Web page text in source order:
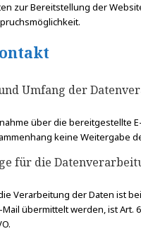
zur Bereitstellung der
Umfang der
über die bereitgestellte
keine Weitergabe
für die
Verarbeitung der Daten ist
übermittelt werden, ist Art.